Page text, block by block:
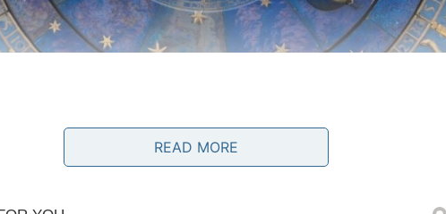
u kojem konačno prestajete sumnjati u odluke koje ste donijeli.
READ MORE